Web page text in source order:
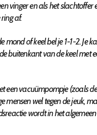
vinger en als het slachtoffer
af.
mond of keel bel je 1-1-2. Je
buitenkant van de keel met
een vacuümpompje (zoals
mensen wel tegen de jeuk,
wordt in het